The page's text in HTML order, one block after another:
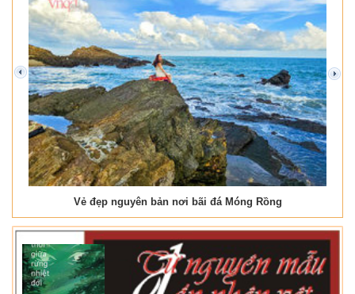
Vẻ đẹp nguyên bản nơi bãi đá Móng Rồng
prev next